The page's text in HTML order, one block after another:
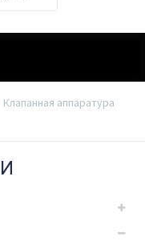
Клапанная аппаратура